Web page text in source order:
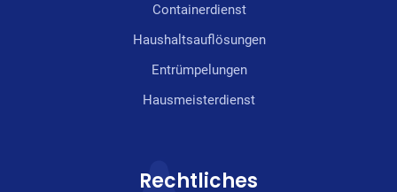
Containerdienst
Haushaltsauflösungen
Entrümpelungen
Hausmeisterdienst
Rechtliches